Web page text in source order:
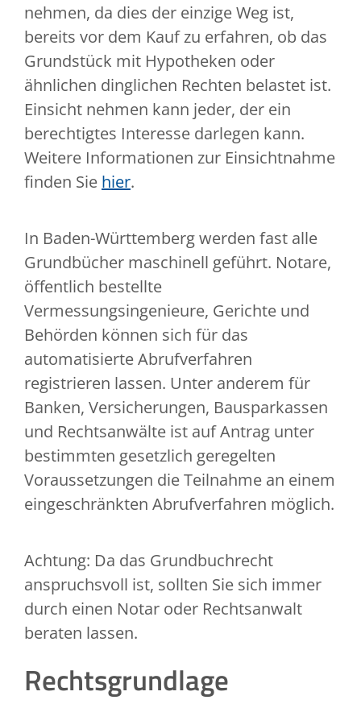
nehmen, da dies der einzige Weg ist,
bereits vor dem Kauf zu erfahren, ob das
Grundstück mit Hypotheken oder
ähnlichen dinglichen Rechten belastet ist.
Einsicht nehmen kann jeder, der ein
berechtigtes Interesse darlegen kann.
Weitere Informationen zur Einsichtnahme
finden Sie hier.
In Baden-Württemberg werden fast alle
Grundbücher maschinell geführt. Notare,
öffentlich bestellte
Vermessungsingenieure, Gerichte und
Behörden können sich für das
automatisierte Abrufverfahren
registrieren lassen. Unter anderem für
Banken, Versicherungen, Bausparkassen
und Rechtsanwälte ist auf Antrag unter
bestimmten gesetzlich geregelten
Voraussetzungen die Teilnahme an einem
eingeschränkten Abrufverfahren möglich.
Achtung: Da das Grundbuchrecht
anspruchsvoll ist, sollten Sie sich immer
durch einen Notar oder Rechtsanwalt
beraten lassen.
Rechtsgrundlage